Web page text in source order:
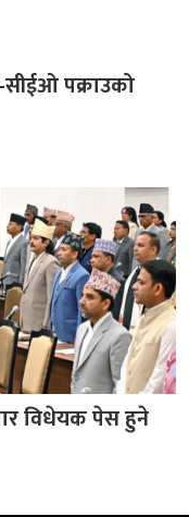
पक्राउको
विधेयक पेस हुने